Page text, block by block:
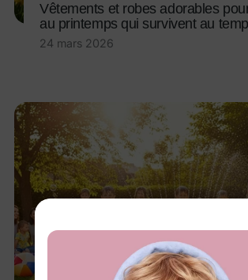
Vêtements et robes adorables
au printemps qui survivent au
24 mars 2026